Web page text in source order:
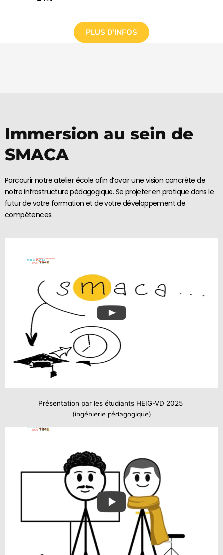
PLUS D'INFOS
Immersion au sein de
SMACA
Parcourir notre atelier école afin d’avoir une vision concrète de
notre infrastructure pédagogique. Se projeter en pratique dans le
futur de votre formation et de votre développement de
compétences.
Présentation par les étudiants HEIG-VD 2025
(ingénierie pédagogique)